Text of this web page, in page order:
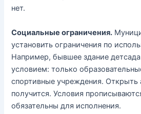
нет.
Социальные ограничения.
установить ограничения по
Например, бывшее здание
условием: только
спортивные учреждения. Открыть
получится. Условия
обязательны для исполнения.